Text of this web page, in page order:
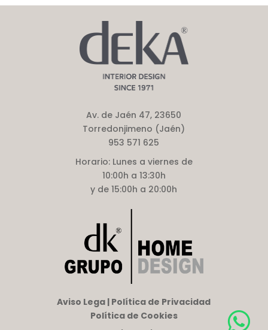
Av. de Jaén 47, 23650
Torredonjimeno (Jaén)
953 571 625
Horario:Lunes a viernes de
10:00h a 13:30h
y de 15:00h a 20:00h
Aviso Lega | Política de Privacidad
Política de Cookies